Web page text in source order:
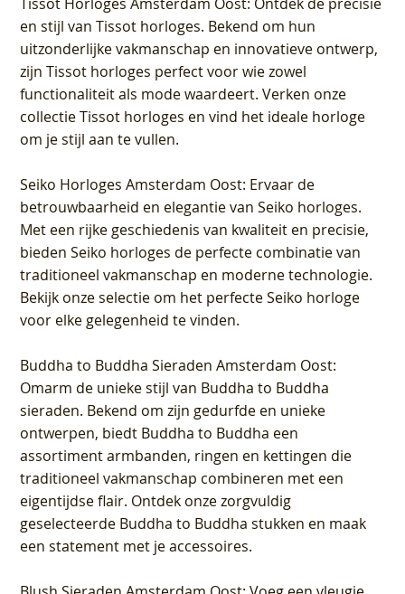
en stijl van Tissot horloges. Bekend om hun
uitzonderlijke vakmanschap en innovatieve ontwerp,
zijn Tissot horloges perfect voor wie zowel
functionaliteit als mode waardeert. Verken onze
collectie Tissot horloges en vind het ideale horloge
om je stijl aan te vullen.
Seiko Horloges Amsterdam Oost: Ervaar de
betrouwbaarheid en elegantie van Seiko horloges.
Met een rijke geschiedenis van kwaliteit en precisie,
bieden Seiko horloges de perfecte combinatie van
traditioneel vakmanschap en moderne technologie.
Bekijk onze selectie om het perfecte Seiko horloge
voor elke gelegenheid te vinden.
Buddha to Buddha Sieraden Amsterdam Oost:
Omarm de unieke stijl van Buddha to Buddha
sieraden. Bekend om zijn gedurfde en unieke
ontwerpen, biedt Buddha to Buddha een
assortiment armbanden, ringen en kettingen die
traditioneel vakmanschap combineren met een
eigentijdse flair. Ontdek onze zorgvuldig
geselecteerde Buddha to Buddha stukken en maak
een statement met je accessoires.